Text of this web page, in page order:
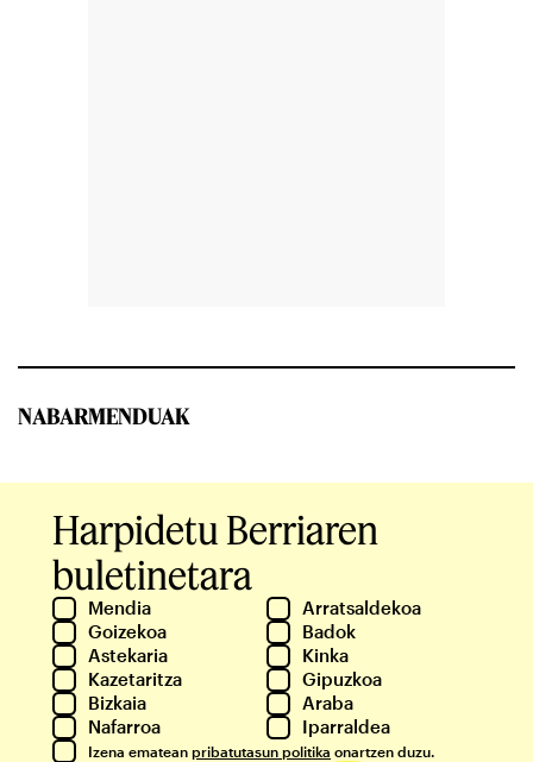
NABARMENDUAK
Harpidetu Berriaren
buletinetara
Mendia
Arratsaldekoa
Goizekoa
Badok
Astekaria
Kinka
Kazetaritza
Gipuzkoa
Bizkaia
Araba
Nafarroa
Iparraldea
Izena ematean pribatutasun politika onartzen duzu.